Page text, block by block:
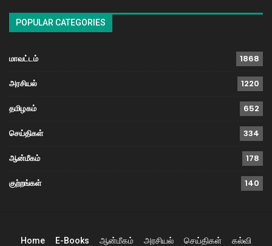
POPULAR CATEGORIES
மாவட்டம் 1868
அரசியல் 1220
தமிழகம் 652
செய்திகள் 334
ஆன்மீகம் 178
குற்றங்கள் 140
Home E-Books ஆன்மீகம் அரசியல் செய்திகள் கல்வி